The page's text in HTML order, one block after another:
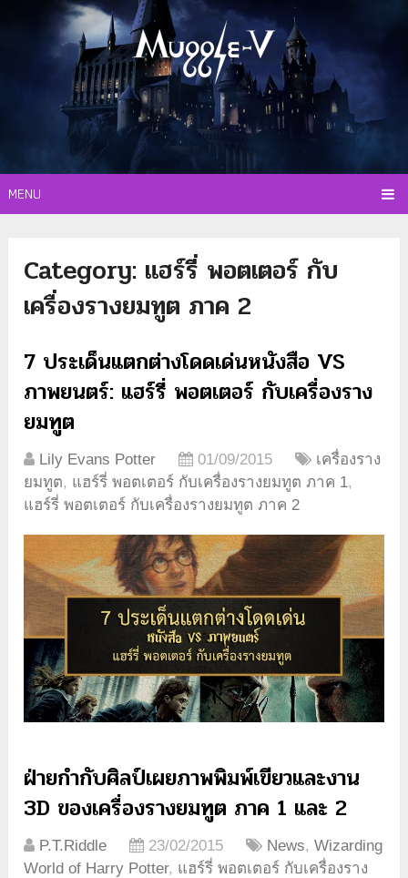
MENU
Category: แฮร์รี่ พอตเตอร์ กับ
เครื่องรางยมทูต ภาค 2
7 ประเด็นแตกต่างโดดเด่นหนังสือ VS
ภาพยนตร์: แฮร์รี่ พอตเตอร์ กับเครื่องราง
ยมทูต
Lily Evans Potter 01/09/2015
เครื่องราง
ยมทูต, แฮร์รี่ พอตเตอร์ กับเครื่องรางยมทูต ภาค 1,
แฮร์รี่ พอตเตอร์ กับเครื่องรางยมทูต ภาค 2
ฝ่ายกำกับศิลป์เผยภาพพิมพ์เขียวและงาน
3D ของเครื่องรางยมทูต ภาค 1 และ 2
P.T.Riddle 23/02/2015 News,Wizarding
World of Harry Potter, แฮร์รี่ พอตเตอร์ กับเครื่องราง